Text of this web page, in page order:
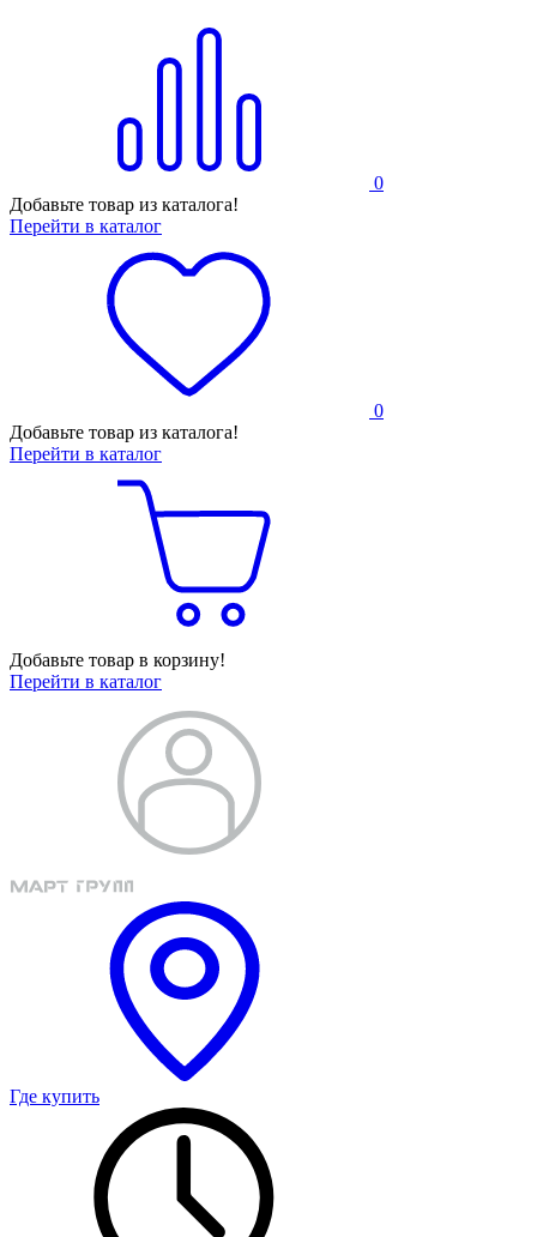
0
Добавьте товар из каталога!
Перейти в каталог
0
Добавьте товар из каталога!
Перейти в каталог
Добавьте товар в корзину!
Перейти в каталог
Где купить